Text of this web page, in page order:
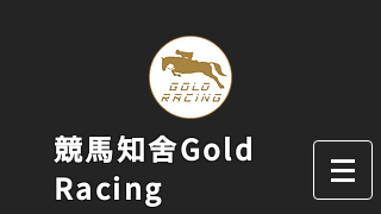
競馬知舍Gold
Racing